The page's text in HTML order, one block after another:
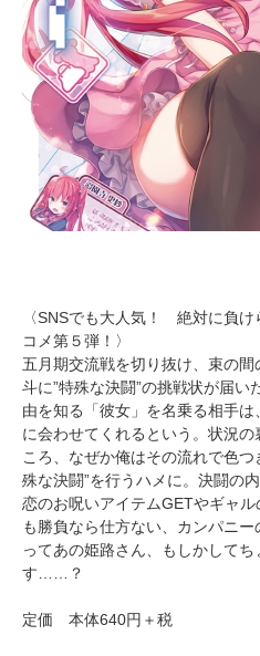
〈SNSでも大人気！ 絶対に負
コメ第５弾！〉
五月期交流戦を切り抜け、束の
斗に”特殊な決闘”の挑戦状が届
由を知る「彼女」を名乗る相手
に会わせてくれるという。状況
ころ、なぜか俺はその流れで色
殊な決闘”を行うハメに。決闘
恋のお呪いアイテムGETやギャ
も勝負なら仕方ない、カンパニ
ってあの姫路さん、もしかして
す……？
定価 本体640円＋税